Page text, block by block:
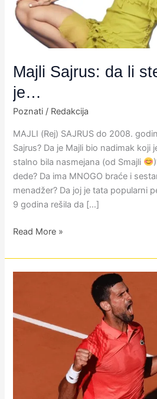
Majli Sajrus: da li
je…
Poznati / Redakcija
MAJLI (Rej) SAJRUS do 2008.
Sajrus? Da je Majli bio nadimak koji
stalno bila nasmejana (od Smajli
dede? Da ima MNOGO braće i
menadžer? Da joj je tata popularni
9 godina rešila da […]
da
je…
Read More »
i